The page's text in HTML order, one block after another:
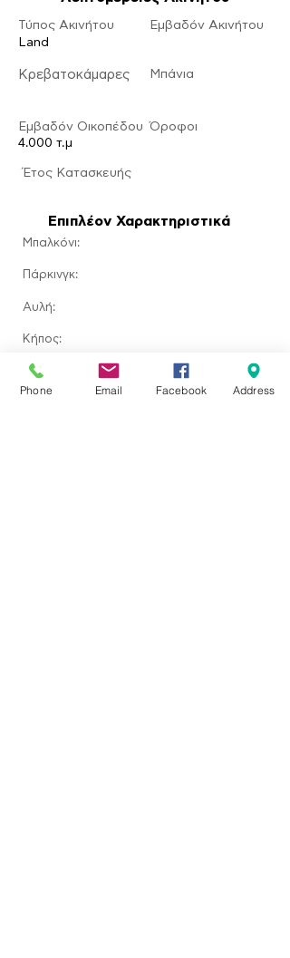
Τύπος Ακινήτου
Land
Κρεβατοκάμαρες
Εμβαδόν Οικοπέδου
4.000 τ.μ
Εμβαδόν Ακινήτου
Μπάνια
Όροφοι
​Έτος Κατασκευής
Επιπλέον Χαρακτηριστικά
Μπαλκόνι:
Πάρκινγκ:
Αυλή:
​Κήπος:
Πισίνα:
Phone Email Facebook Address